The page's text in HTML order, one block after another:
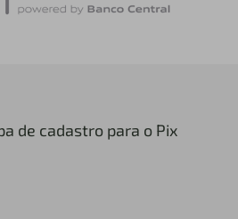
de cadastro para o Pix